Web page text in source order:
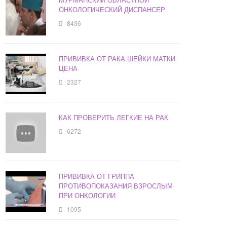
ОНКОЛОГИЧЕСКИЙ ДИСПАНСЕР
8436
ПРИВИВКА ОТ РАКА ШЕЙКИ МАТКИ
ЦЕНА
2327
КАК ПРОВЕРИТЬ ЛЕГКИЕ НА РАК
6272
ПРИВИВКА ОТ ГРИППА
ПРОТИВОПОКАЗАНИЯ ВЗРОСЛЫМ
ПРИ ОНКОЛОГИИ
1095